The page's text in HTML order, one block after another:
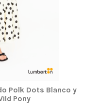
Polk Dots Blanco y
Pony